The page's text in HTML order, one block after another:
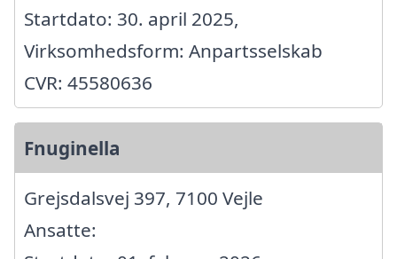
Startdato: 30. april 2025,
Virksomhedsform: Anpartsselskab
CVR: 45580636
Fnuginella
Grejsdalsvej 397, 7100 Vejle
Ansatte: